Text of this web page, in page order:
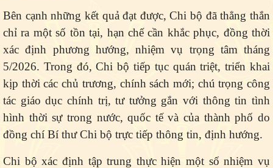
Bên cạnh những kết quả đạt được, Chi bộ đã thẳng thắn
chỉ ra một số tồn tại, hạn chế cần khắc phục, đồng thời
xác định phương hướng, nhiệm vụ trọng tâm tháng
5/2026. Trong đó, Chi bộ tiếp tục quán triệt, triển khai
kịp thời các chủ trương, chính sách mới; chú trọng công
tác giáo dục chính trị, tư tưởng gắn với thông tin tình
hình thời sự trong nước, quốc tế và của thành phố do
đồng chí Bí thư Chi bộ trực tiếp thông tin, định hướng.
Chi bộ xác định tập trung thực hiện một số nhiệm vụ